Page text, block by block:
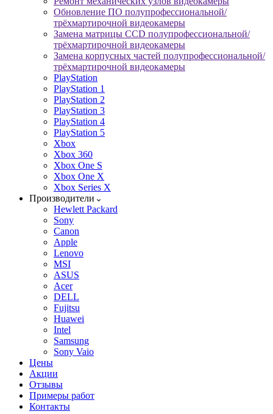
Обновление ПО полупрофессиональной/
трёхмартирочной видеокамеры
Замена матрицы CCD полупрофессиональной/
трёхмартирочной видеокамеры
Замена корпусных частей полупрофессиональной/
трёхмартирочной видеокамеры
PlayStation
PlayStation 1
PlayStation 2
PlayStation 3
PlayStation 4
PlayStation 5
Xbox
Xbox 360
Xbox One S
Xbox One X
Xbox Series X
Производители
Hewlett Packard
Sony
Canon
Apple
Lenovo
MSI
ASUS
Acer
DELL
Fujitsu
Huawei
Intel
Samsung
Sony Vaio
Цены
Акции
Отзывы
Примеры работ
Контакты